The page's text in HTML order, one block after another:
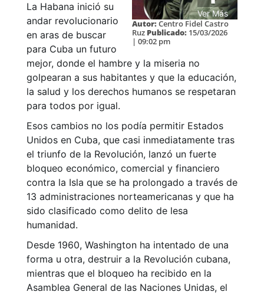
Ver Más
Autor: Centro Fidel Castro
Ruz Publicado: 15/03/2026
| 09:02 pm
La Habana inició su
andar revolucionario
en aras de buscar
para Cuba un futuro
mejor, donde el hambre y la miseria no
golpearan a sus habitantes y que la educación,
la salud y los derechos humanos se respetaran
para todos por igual.
Esos cambios no los podía permitir Estados
Unidos en Cuba, que casi inmediatamente tras
el triunfo de la Revolución, lanzó un fuerte
bloqueo económico, comercial y financiero
contra la Isla que se ha prolongado a través de
13 administraciones norteamericanas y que ha
sido clasificado como delito de lesa
humanidad.
Desde 1960, Washington ha intentado de una
forma u otra, destruir a la Revolución cubana,
mientras que el bloqueo ha recibido en la
Asamblea General de las Naciones Unidas, el